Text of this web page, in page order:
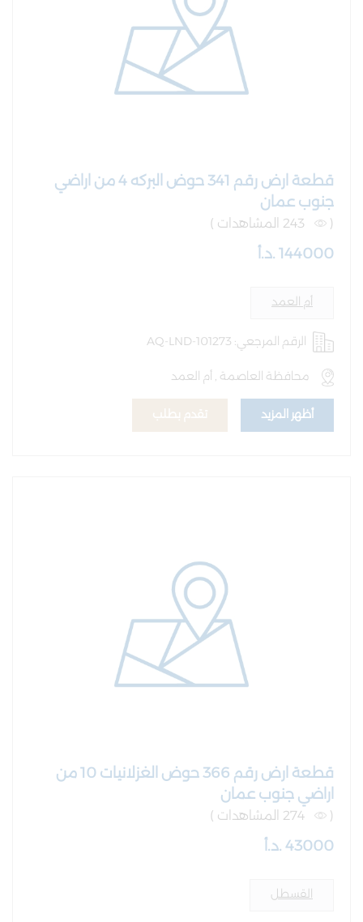
قطعة ارض رقم 341 حوض البركه 4 من اراضي
جنوب عمان
(
144000 .د.أ
أم العمد
الرقم المرجعي: AQ-LND-101273
محافظة العاصمة , أم العمد
أظهر المزيد
قطعة ارض رقم 366 حوض الغزلانيات 10 من
اراضي جنوب عمان
(
43000 .د.أ
القسطل